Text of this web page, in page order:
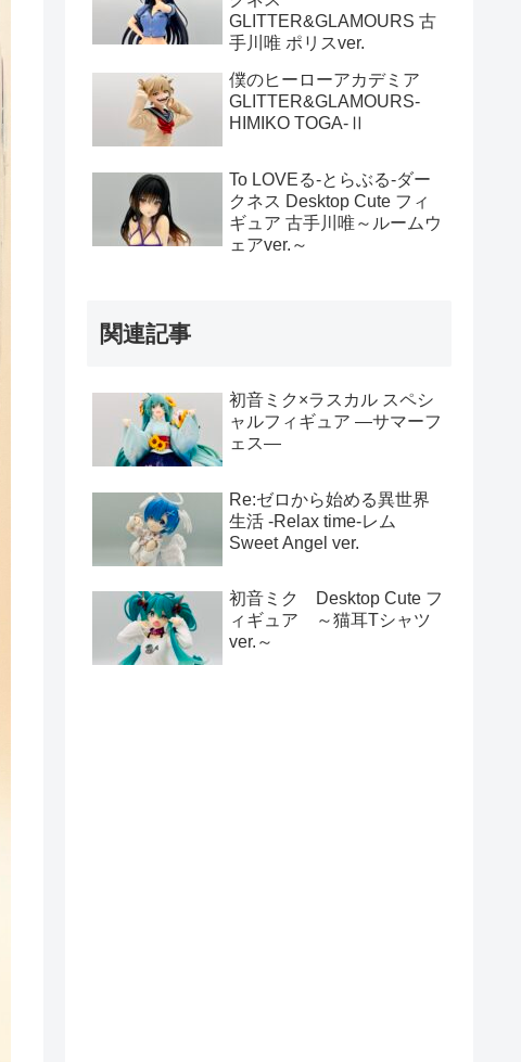
GLITTER&GLAMOURS 古
手川唯 ポリスver.
僕のヒーローアカデミア
GLITTER&GLAMOURS-
HIMIKO TOGA-Ⅱ
To LOVEる-とらぶる-ダー
クネス Desktop Cute フィ
ギュア 古手川唯～ルームウ
ェアver.～
関連記事
初音ミク×ラスカル スペシ
ャルフィギュア ―サマーフ
ェス―
Re:ゼロから始める異世界
生活 -Relax time-レム
Sweet Angel ver.
初音ミク Desktop Cute フ
ィギュア ～猫耳Tシャツ
ver.～